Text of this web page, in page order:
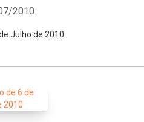
2010
Julho de 2010